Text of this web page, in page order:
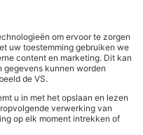
Bedrijfsgegevens
over de toegankelijkheid